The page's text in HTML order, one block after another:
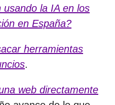
usando la IA en los
en España?
herramientas
.
web directamente